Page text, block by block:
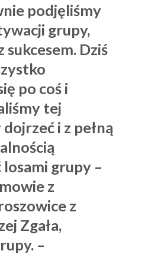
podjęliśmy
grupy,
sukcesem. Dziś
po coś i
tej
i z pełną
grupy –
z
z
Zgała,
–